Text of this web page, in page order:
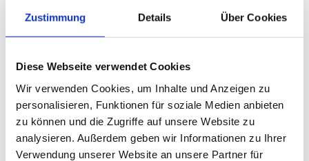
Zustimmung Details Über Cookies
Diese Webseite verwendet Cookies
Wir verwenden Cookies, um Inhalte und Anzeigen zu
personalisieren, Funktionen für soziale Medien anbieten
zu können und die Zugriffe auf unsere Website zu
analysieren. Außerdem geben wir Informationen zu Ihrer
Verwendung unserer Website an unsere Partner für
Registrar: Amtsgericht Berlin-Charlottenburg GnR 599 B
Auditing Association: Auditing association of small and medium-sized
cooperatives e.V. (PkmG)
Supervisory board: Mathias Stieb
Facebook account Adlershof
Technical support with WordPress: DYNAMYA